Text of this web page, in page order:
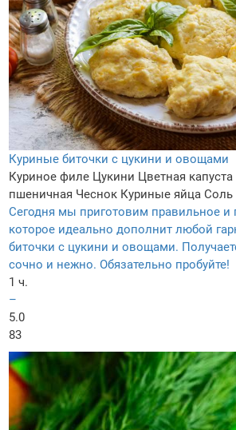
Куриные биточки с цукини и овощами
Куриное филе Цукини Цветная капуста
пшеничная Чеснок Куриные яйца Соль
Сегодня мы приготовим правильное и
которое идеально дополнит любой
биточки с цукини и овощами.
сочно и нежно. Обязательно пробуйте!
1 ч.
–
5.0
83